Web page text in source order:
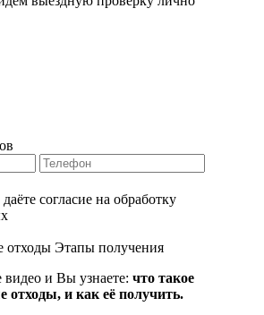
согласие на обработку
отходы Этапы получения
видео и Вы узнаете: что такое
отходы, и как её получить.